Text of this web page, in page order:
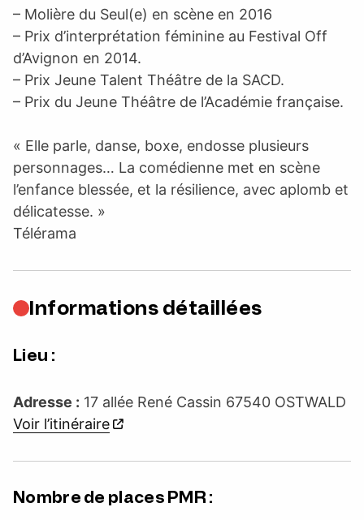
– Molière du Seul(e) en scène en 2016
– Prix d’interprétation féminine au Festival Off
d’Avignon en 2014.
– Prix Jeune Talent Théâtre de la SACD.
– Prix du Jeune Théâtre de l’Académie française.
« Elle parle, danse, boxe, endosse plusieurs
personnages… La comédienne met en scène
l’enfance blessée, et la résilience, avec aplomb et
délicatesse. »
Télérama
Informations détaillées
Lieu :
Adresse : 17 allée René Cassin 67540 OSTWALD
Voir l’itinéraire
Nombre de places PMR :